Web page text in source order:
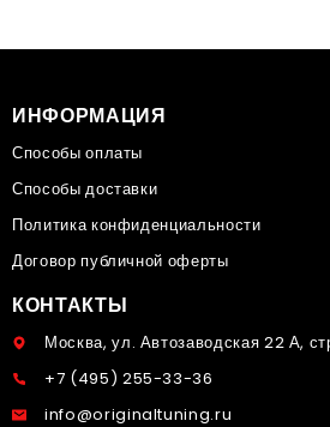
ИНФОРМАЦИЯ
Способы оплаты
Способы доставки
Политика конфиденциальности
Договор публичной оферты
КОНТАКТЫ
Москва, ул. Автозаводская 22 А,
+7 (495) 255-33-36
info@originaltuning.ru